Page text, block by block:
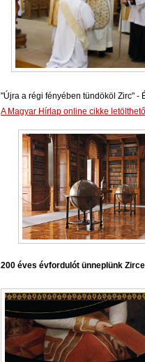
"Újra a régi fényében tündököl Zirc" -
A Magyar Hírlap online cikke
200 éves évfordulót ünneplünk